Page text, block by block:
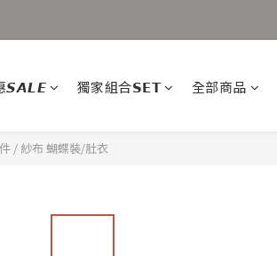
𝙎𝘼𝙇𝙀 獨家組合𝗦𝗘𝗧 全部商品
/ 紗布 蝴蝶裝/肚衣